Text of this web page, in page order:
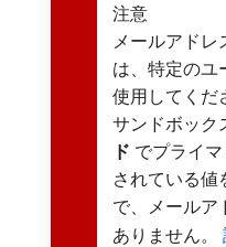
注意
メールアドレ
は、特定のユ
使用してくだ
サンドボック
ド でプライ
されている値
で、メールア
ありません。